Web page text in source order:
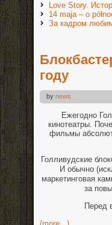
Love Story.
14 maja – o
За кадром
году
by news
Ежегодно
кинотеатры.
фильмы
Голливудские
И обычно
маркетинговая
за
Перед